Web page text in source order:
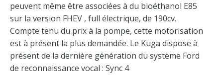
peuvent même être associées à du bioéthanol E85
sur la version FHEV , full électrique, de 190cv.
Compte tenu du prix à la pompe, cette motorisation
est à présent la plus demandée. Le Kuga dispose à
présent de la dernière génération du système Ford
de reconnaissance vocal : Sync 4